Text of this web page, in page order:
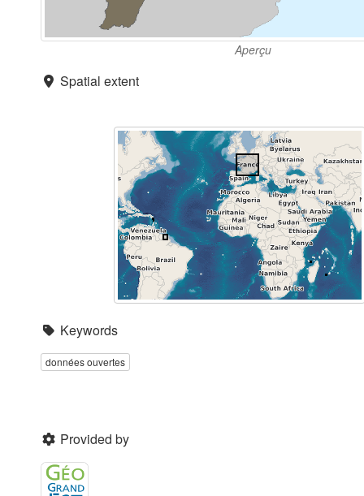
Aperçu
Spatial extent
Keywords
données ouvertes
Provided by